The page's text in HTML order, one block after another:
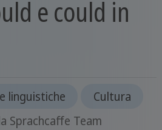
e could in
linguistiche
Cultura
Sprachcaffe Team